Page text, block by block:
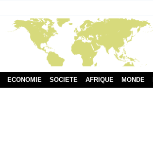
ECONOMIE SOCIETE AFRIQUE MONDE